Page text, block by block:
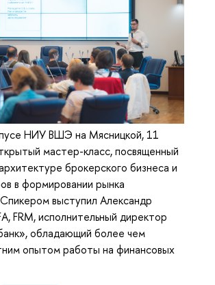
НИУ ВШЭ на Мясницкой, 11
мастер-класс, посвященный
брокерского бизнеса и
в формировании рынка
выступил Александр
FRM, исполнительный директор
обладающий более чем
опытом работы на финансовых